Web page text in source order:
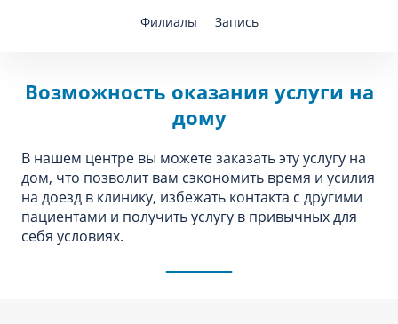
Филиалы
Запись
Возможность оказания услуги на
дому
В нашем центре вы можете заказать эту услугу на
дом, что позволит вам сэкономить время и усилия
на доезд в клинику, избежать контакта с другими
пациентами и получить услугу в привычных для
себя условиях.